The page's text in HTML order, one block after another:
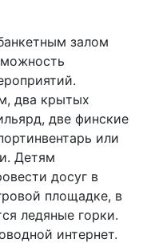
залом
два крытых
две финские
или
Детям
досуг в
площадке, в
ледяные горки.
интернет.